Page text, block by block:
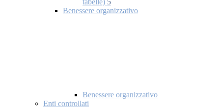
tabelle) 5
Benessere organizzativo
Benessere organizzativo
Enti controllati